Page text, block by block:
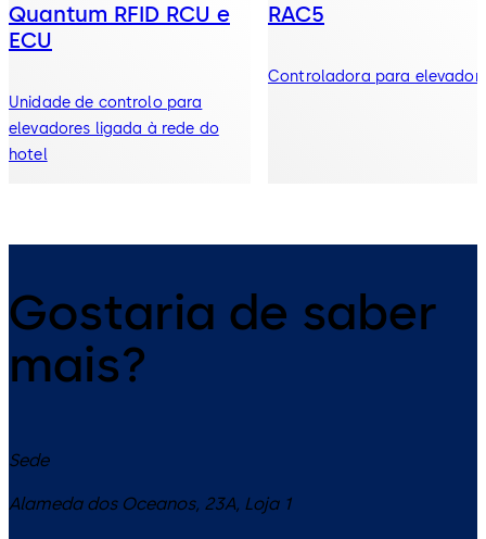
Quantum RFID RCU e
ECU
Unidade de controlo para
elevadores ligada à rede do
hotel
RAC5
Controladora para
Gostaria de saber
mais?
Sede
Alameda dos Oceanos, 23A, Loja 1